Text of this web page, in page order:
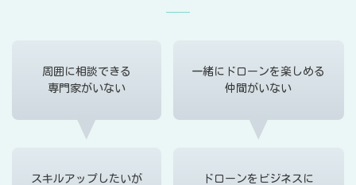
周囲に相談できる
専門家がいない
一緒にドローンを楽しめる
仲間がいない
スキルアップしたいが
ドローンをビジネスに